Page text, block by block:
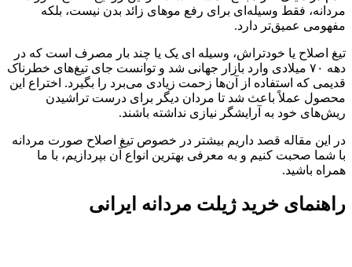
مردانه، فقط وسیله‌ای برای رفع موهای زائد بدن نیست، بلکه
مفهومی عمیق‌تر دارد.
تیغ اصلاح یا خودتراش، وسیله ای یک یا چند بار مصرف است که در
دهه ۷۰ میلادی وارد بازار جهانی شد و توانست جای تیغ‌های خطرناک
قدیمی که استفاده از آن‌ها زحمت زیادی می‌برد را بگیرد. اختراع این
محصول عملاً باعث شد تا مردان دیگر برای درست تراشیدن
ریش‌های خود به آرایشگر نیازی نداشته باشند.
در این مقاله قصد داریم بیشتر در خصوص تیغ اصلاح صورت مردانه
با شما صحبت کنیم و به معرفی بهترین انواع آن بپردازیم، با ما
همراه باشید.
راهنمای خرید ژیلت مردانه ایرانی